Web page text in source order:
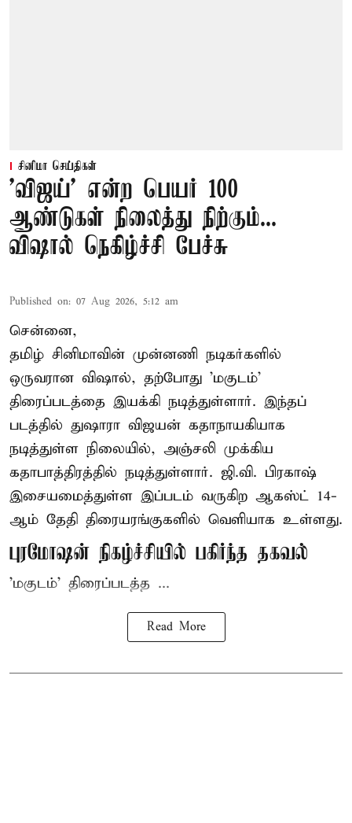
சினிமா செய்திகள்
'விஜய்' என்ற பெயர் 100
ஆண்டுகள் நிலைத்து நிற்கும்...
விஷால் நெகிழ்ச்சி பேச்சு
Published on: 07 Aug 2026, 5:12 am
சென்னை,
தமிழ் சினிமாவின் முன்னணி நடிகர்களில்
ஒருவரான விஷால், தற்போது 'மகுடம்'
திரைப்படத்தை இயக்கி நடித்துள்ளார். இந்தப்
படத்தில் துஷாரா விஜயன் கதாநாயகியாக
நடித்துள்ள நிலையில், அஞ்சலி முக்கிய
கதாபாத்திரத்தில் நடித்துள்ளார். ஜி.வி. பிரகாஷ்
இசையமைத்துள்ள இப்படம் வருகிற ஆகஸ்ட் 14-
ஆம் தேதி திரையரங்குகளில் வெளியாக உள்ளது.
புரமோஷன் நிகழ்ச்சியில் பகிர்ந்த தகவல்
'மகுடம்' திரைப்படத்த ...
Read More